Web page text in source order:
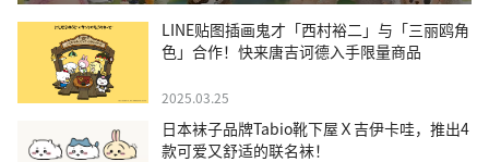
LINE贴图插画鬼才「西村裕二」与「三丽鸥角
色」合作！快来唐吉诃德入手限量商品
2025.03.25
日本袜子品牌Tabio靴下屋Ｘ吉伊卡哇，推出4
款可爱又舒适的联名袜！